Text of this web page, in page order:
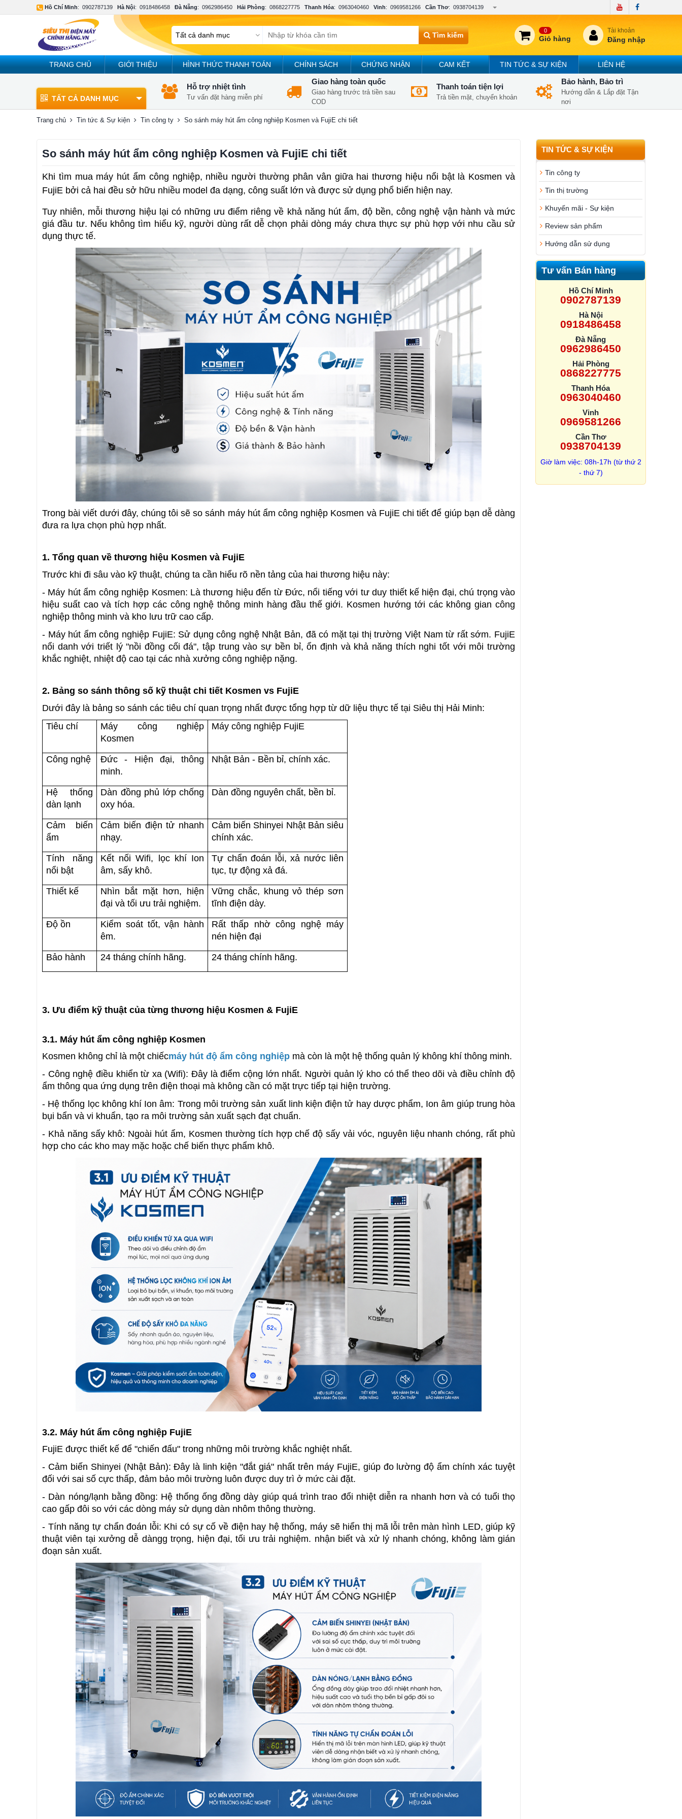
Hồ Chí Minh: 0902787139 Hà Nội: 0918486458 Đà Nẵng: 0962986450 Hải Phòng: 0868227775 Thanh Hóa: 0963040460 Vinh: 0969581266 Cần Thơ: 0938704139
Tìm kiếm
0
Giỏ hàng
Tài khoản
Đăng nhập
TRANG CHỦ GIỚI THIỆU HÌNH THỨC THANH TOÁN CHÍNH SÁCH CHỨNG NHẬN CAM KẾT TIN TỨC & SỰ KIỆN LIÊN HỆ
TẤT CẢ DANH MỤC
Hỗ trợ nhiệt tình
Tư vấn đặt hàng miễn phí
Giao hàng toàn quốc
Giao hàng trước trả tiền sau
COD
Thanh toán tiện lợi
Trả tiền mặt, chuyển khoản
Bảo hành, Bảo trì
Hướng dẫn & Lắp đặt Tận
nơi
Trang chủ Tin tức & Sự kiện Tin công ty So sánh máy hút ẩm công nghiệp Kosmen và FujiE chi tiết
TIN TỨC & SỰ KIỆN
Tin công ty
Tin thị trường
Khuyến mãi - Sự kiện
Review sản phẩm
Hướng dẫn sử dụng
Tư vấn Bán hàng
Hồ Chí Minh
0902787139
Hà Nội
0918486458
Đà Nẵng
0962986450
Hải Phòng
0868227775
Thanh Hóa
0963040460
Vinh
0969581266
Cần Thơ
0938704139
Giờ làm việc: 08h-17h (từ thứ 2
- thứ 7)
So sánh máy hút ẩm công nghiệp Kosmen và FujiE chi tiết
Khi tìm mua máy hút ẩm công nghiệp, nhiều người thường phân vân giữa hai thương hiệu nổi bật là Kosmen và
FujiE bởi cả hai đều sở hữu nhiều model đa dạng, công suất lớn và được sử dụng phổ biến hiện nay.
Tuy nhiên, mỗi thương hiệu lại có những ưu điểm riêng về khả năng hút ẩm, độ bền, công nghệ vận hành và mức
giá đầu tư. Nếu không tìm hiểu kỹ, người dùng rất dễ chọn phải dòng máy chưa thực sự phù hợp với nhu cầu sử
dụng thực tế.
Trong bài viết dưới đây, chúng tôi sẽ so sánh máy hút ẩm công nghiệp Kosmen và FujiE chi tiết để giúp bạn dễ dàng
đưa ra lựa chọn phù hợp nhất.
1. Tổng quan về thương hiệu Kosmen và FujiE
Trước khi đi sâu vào kỹ thuật, chúng ta cần hiểu rõ nền tảng của hai thương hiệu này:
- Máy hút ẩm công nghiệp Kosmen: Là thương hiệu đến từ Đức, nổi tiếng với tư duy thiết kế hiện đại, chú trọng vào
hiệu suất cao và tích hợp các công nghệ thông minh hàng đầu thế giới. Kosmen hướng tới các không gian công
nghiệp thông minh và kho lưu trữ cao cấp.
- Máy hút ẩm công nghiệp FujiE: Sử dụng công nghệ Nhật Bản, đã có mặt tại thị trường Việt Nam từ rất sớm. FujiE
nổi danh với triết lý "nồi đồng cối đá", tập trung vào sự bền bỉ, ổn định và khả năng thích nghi tốt với môi trường
khắc nghiệt, nhiệt độ cao tại các nhà xưởng công nghiệp nặng.
2. Bảng so sánh thông số kỹ thuật chi tiết Kosmen vs FujiE
Dưới đây là bảng so sánh các tiêu chí quan trọng nhất được tổng hợp từ dữ liệu thực tế tại Siêu thị Hải Minh:
Tiêu chí
Máy công nghiệp
Kosmen
Máy công nghiệp FujiE
Công nghệ
Đức - Hiện đại, thông
minh.
Nhật Bản - Bền bỉ, chính xác.
Hệ thống
dàn lạnh
Dàn đồng phủ lớp chống
oxy hóa.
Dàn đồng nguyên chất, bền bỉ.
Cảm biến
ẩm
Cảm biến điện tử nhanh
nhạy.
Cảm biến Shinyei Nhật Bản siêu
chính xác.
Tính năng
nổi bật
Kết nối Wifi, lọc khí Ion
âm, sấy khô.
Tự chẩn đoán lỗi, xả nước liên
tục, tự động xả đá.
Thiết kế
Nhìn bắt mặt hơn, hiện
đại và tối ưu trải nghiệm.
Vững chắc, khung vỏ thép sơn
tĩnh điện dày.
Độ ồn
Kiểm soát tốt, vận hành
êm.
Rất thấp nhờ công nghệ máy
nén hiện đại
Bảo hành 24 tháng chính hãng. 24 tháng chính hãng.
3. Ưu điểm kỹ thuật của từng thương hiệu Kosmen & FujiE
3.1. Máy hút ẩm công nghiệp Kosmen
Kosmen không chỉ là một chiếcmáy hút độ ẩm công nghiệp mà còn là một hệ thống quản lý không khí thông minh.
- Công nghệ điều khiển từ xa (Wifi): Đây là điểm cộng lớn nhất. Người quản lý kho có thể theo dõi và điều chỉnh độ
ẩm thông qua ứng dụng trên điện thoại mà không cần có mặt trực tiếp tại hiện trường.
- Hệ thống lọc không khí Ion âm: Trong môi trường sản xuất linh kiện điện tử hay dược phẩm, Ion âm giúp trung hòa
bụi bẩn và vi khuẩn, tạo ra môi trường sản xuất sạch đạt chuẩn.
- Khả năng sấy khô: Ngoài hút ẩm, Kosmen thường tích hợp chế độ sấy vải vóc, nguyên liệu nhanh chóng, rất phù
hợp cho các kho may mặc hoặc chế biến thực phẩm khô.
3.2. Máy hút ẩm công nghiệp FujiE
FujiE được thiết kế để "chiến đấu" trong những môi trường khắc nghiệt nhất.
- Cảm biến Shinyei (Nhật Bản): Đây là linh kiện "đắt giá" nhất trên máy FujiE, giúp đo lường độ ẩm chính xác tuyệt
đối với sai số cực thấp, đảm bảo môi trường luôn được duy trì ở mức cài đặt.
- Dàn nóng/lạnh bằng đồng: Hệ thống ống đồng dày giúp quá trình trao đổi nhiệt diễn ra nhanh hơn và có tuổi thọ
cao gấp đôi so với các dòng máy sử dụng dàn nhôm thông thường.
- Tính năng tự chẩn đoán lỗi: Khi có sự cố về điện hay hệ thống, máy sẽ hiển thị mã lỗi trên màn hình LED, giúp kỹ
thuật viên tại xưởng dễ dàngg trọng, hiện đại, tối ưu trải nghiệm. nhận biết và xử lý nhanh chóng, không làm gián
đoạn sản xuất.